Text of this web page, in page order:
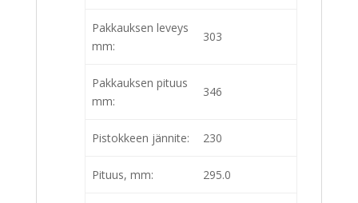
Pakkauksen leveys
mm:
303
Pakkauksen pituus
mm:
346
Pistokkeen jännite: 230
Pituus, mm: 295.0